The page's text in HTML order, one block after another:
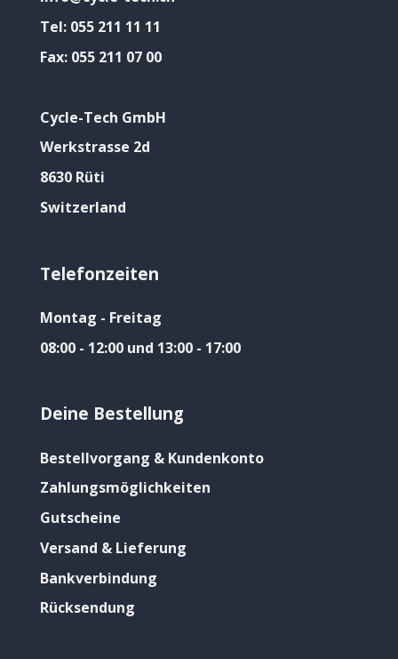
Tel: 055 211 11 11
Fax: 055 211 07 00
Cycle-Tech GmbH
Werkstrasse 2d
8630 Rüti
Switzerland
Telefonzeiten
Montag - Freitag
08:00 - 12:00 und 13:00 - 17:00
Deine Bestellung
Bestellvorgang & Kundenkonto
Zahlungsmöglichkeiten
Gutscheine
Versand & Lieferung
Bankverbindung
Rücksendung